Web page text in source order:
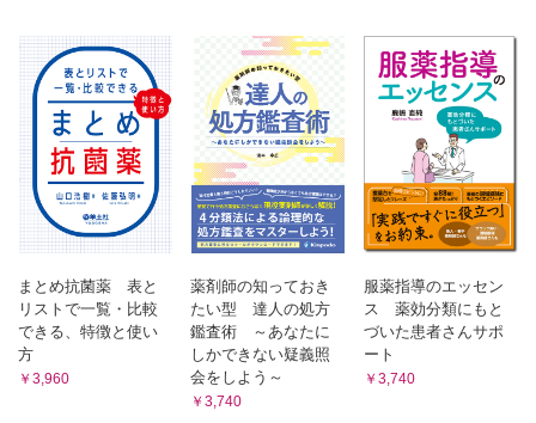
Q-13 ジオトリフからタグリッソに変更となった肺がん患者
Q-14 タグリッソによるざ瘡様皮疹の対処法
Q-15 肺がん患者に処方されたビタミン剤
Q-16 肺がん患者に処方された「食欲が出る薬」
Q-17 抗がん薬に伴う吐き気に有効な薬剤
Q-18 ホルモン治療中に処方された加味逍遙散
Q-19 食道がん患者にプレドニゾロンが処方された理由
Q-20 体重が減少した患者に出されたレンビマ
Q-21 尿の泡立ちを訴えるレンバチニブ服用患者
Q-22 ヴォトリエント服用中に注意すべき併用薬
Q-23 抗がん薬治療中に処方された抗菌薬
Q-24 前立腺がん治療で薬が減った理由
Q-25 ザイティガ服用時の注意点
Q-26 オプジーボからゼルボラフに変更後の全身性皮疹
Q-27 オピオイドレスキュー薬とNSAIDsの使い方の違い
まとめ抗菌薬 表と
リストで一覧・比較
できる、特徴と使い
方
￥3,960
薬剤師の知っておき
たい型 達人の処方
鑑査術 ～あなたに
しかできない疑義照
会をしよう～
￥3,740
服薬指導のエッセン
ス 薬効分類にもと
づいた患者さんサポ
ート
￥3,740